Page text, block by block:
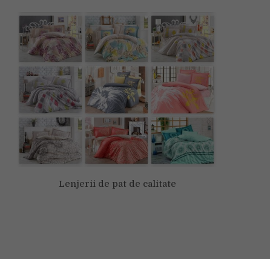
Lenjerii de pat de calitate